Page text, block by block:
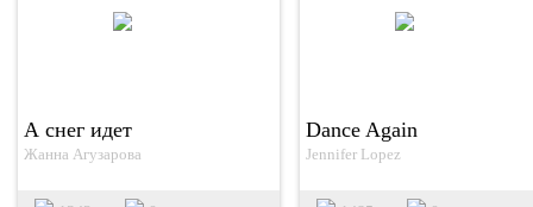
А снег идет
Жанна Агузарова
Dance Again
Jennifer Lopez